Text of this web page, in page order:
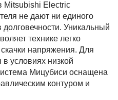
Mitsubishi Electric
не дают ни единого
Уникальный
технике легко
напряжения. Для
условиях низкой
Мицубиси оснащена
контуром и